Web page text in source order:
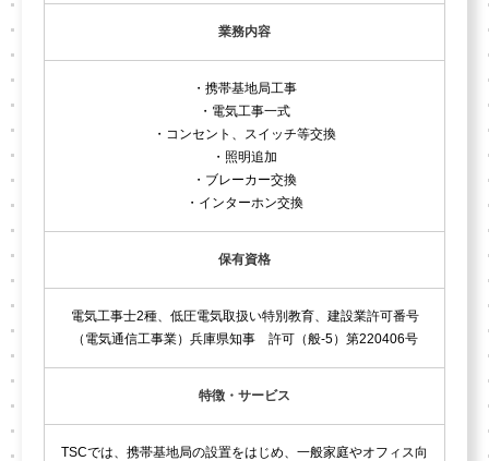
業務内容
・携帯基地局工事
・電気工事一式
・コンセント、スイッチ等交換
・照明追加
・ブレーカー交換
・インターホン交換
保有資格
電気工事士2種、低圧電気取扱い特別教育、建設業許可番号
（電気通信工事業）兵庫県知事 許可（般-5）第220406号
特徴・サービス
TSCでは、携帯基地局の設置をはじめ、一般家庭やオフィス向